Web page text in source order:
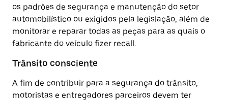
os padrões de segurança e manutenção do setor
automobilístico ou exigidos pela legislação, além de
monitorar e reparar todas as peças para as quais o
fabricante do veículo fizer recall.
Trânsito consciente
A fim de contribuir para a segurança do trânsito,
motoristas e entregadores parceiros devem ter